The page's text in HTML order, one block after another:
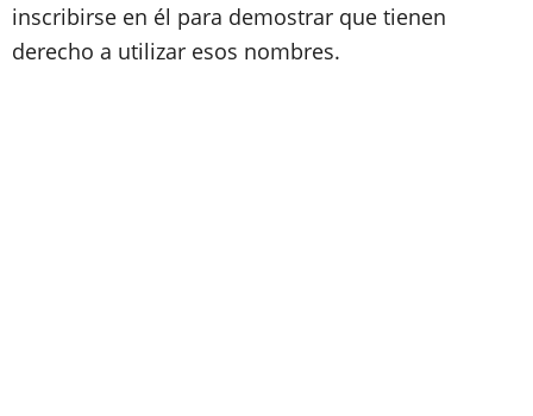
inscribirse en él para demostrar que tienen
derecho a utilizar esos nombres.